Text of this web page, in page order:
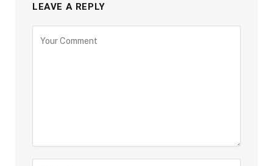
LEAVE A REPLY